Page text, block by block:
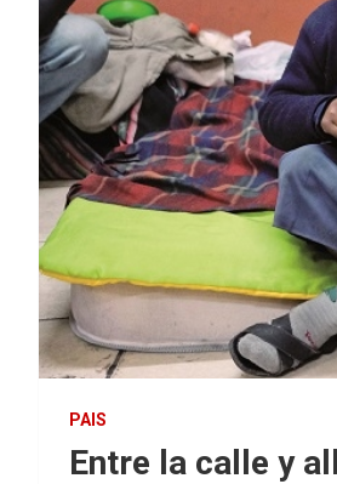
PAIS
Entre la calle y